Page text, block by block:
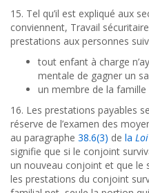
15. Tel qu’il est expliqué aux
conviennent, Travail
prestations aux personnes
tout enfant à charge
mentale de gagner un
un membre de la famille
16. Les prestations payables
réserve de l’examen des
au paragraphe 38.6(3) de la
signifie que si le conjoint
un nouveau conjoint et que le
les prestations du conjoint